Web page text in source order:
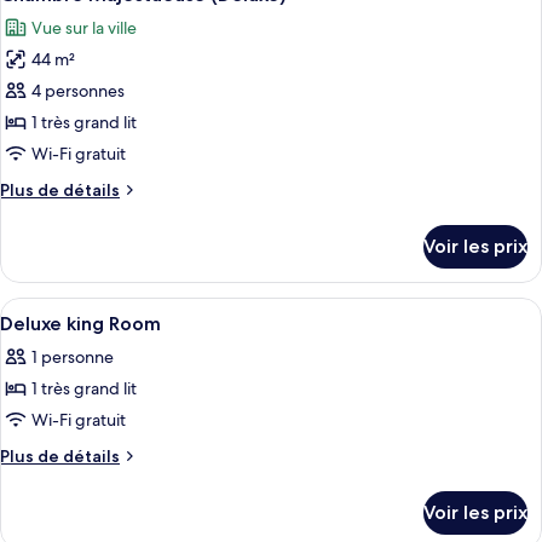
Chambre
Supérieure
toutes
les
photos
pour
ce
type
chambre :
(Deluxe)
Vue sur la ville
44 m²
4 personnes
1 très grand lit
Wi-Fi gratuit
Plus de détails
Plus
le
type
de
Chambre
Majestueuse
Voir les prix
Afficher
toutes
les
photos
pour
ce
chambre :
Literie de qualité supérieure, couette
16
Deluxe king Room
1 personne
1 très grand lit
Wi-Fi gratuit
Plus de détails
Plus
Voir les prix